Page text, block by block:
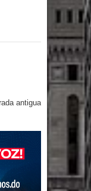
a
ley del
antigua